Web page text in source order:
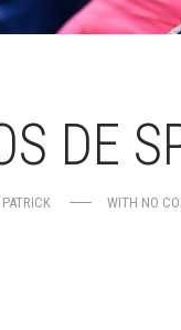
DE
PATRICK WITH NO